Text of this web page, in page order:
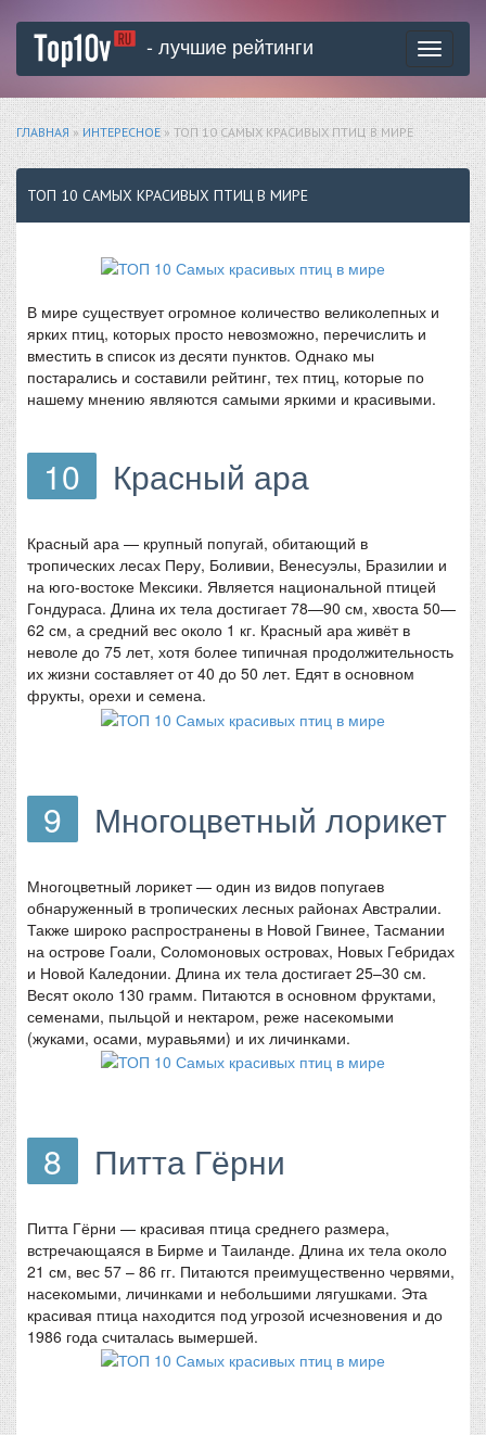
Toggle
- лучшие рейтинги
ГЛАВНАЯ »ИНТЕРЕСНОЕ» ТОП 10 САМЫХ КРАСИВЫХ ПТИЦ В МИРЕ
ТОП 10 САМЫХ КРАСИВЫХ ПТИЦ В МИРЕ
В мире существует огромное количество великолепных и
ярких птиц, которых просто невозможно, перечислить и
вместить в список из десяти пунктов. Однако мы
постарались и составили рейтинг, тех птиц, которые по
нашему мнению являются самыми яркими и красивыми.
10 Красный ара
Красный ара — крупный попугай, обитающий в
тропических лесах Перу, Боливии, Венесуэлы, Бразилии и
на юго-востоке Мексики. Является национальной птицей
Гондураса. Длина их тела достигает 78—90 см, хвоста 50—
62 см, а средний вес около 1 кг. Красный ара живёт в
неволе до 75 лет, хотя более типичная продолжительность
их жизни составляет от 40 до 50 лет. Едят в основном
фрукты, орехи и семена.
9 Многоцветный лорикет
Многоцветный лорикет — один из видов попугаев
обнаруженный в тропических лесных районах Австралии.
Также широко распространены в Новой Гвинее, Тасмании
на острове Гоали, Соломоновых островах, Новых Гебридах
и Новой Каледонии. Длина их тела достигает 25–30 см.
Весят около 130 грамм. Питаются в основном фруктами,
семенами, пыльцой и нектаром, реже насекомыми
(жуками, осами, муравьями) и их личинками.
8 Питта Гёрни
Питта Гёрни — красивая птица среднего размера,
встречающаяся в Бирме и Таиланде. Длина их тела около
21 см, вес 57 – 86 гг. Питаются преимущественно червями,
насекомыми, личинками и небольшими лягушками. Эта
красивая птица находится под угрозой исчезновения и до
1986 года считалась вымершей.